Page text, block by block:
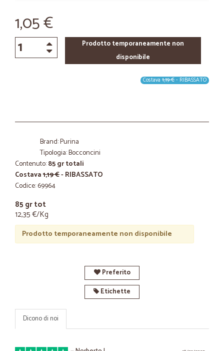
1,05 €
Prodotto temporaneamente non
disponibile
Costava 1,19 €- RIBASSATO
Brand: Purina
Tipologia: Bocconcini
Contenuto:85 gr totali
Costava1,19 €- RIBASSATO
Codice: 69964
85 gr tot
12,35 €/Kg
Prodotto temporaneamente non disponibile
Preferito
Etichette
Dicono di noi